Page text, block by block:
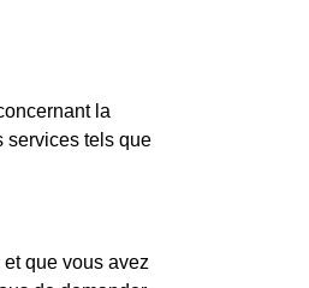
la
services tels que
que vous avez